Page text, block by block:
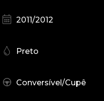
2011/2012
Preto
Conversível/Cupê